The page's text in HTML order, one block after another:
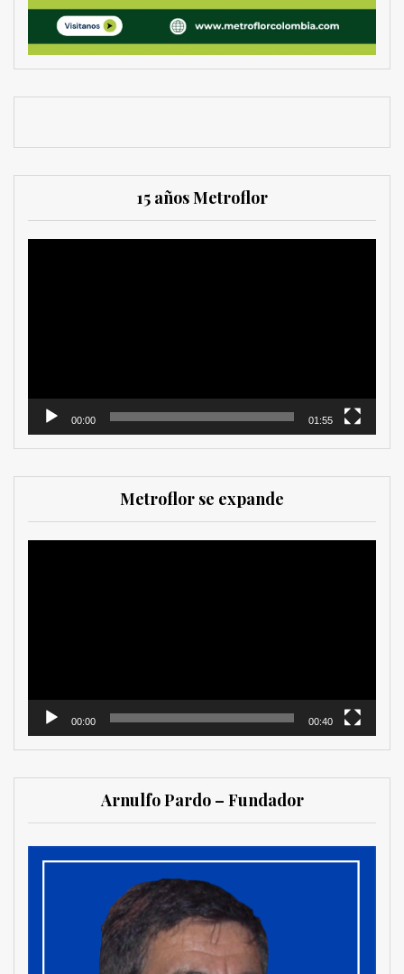
15 años Metroflor
00:00 01:55
Metroflor se expande
00:00 00:40
Arnulfo Pardo – Fundador